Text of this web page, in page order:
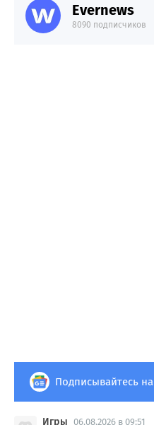
Evernews
8090 подписчиков
Подписывайтесь
Игры 06.08.2026 в 09:51